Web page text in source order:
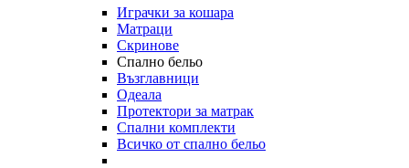
Играчки за кошара
Матраци
Скринове
Спално бельо
Възглавници
Одеала
Протектори за матрак
Спални комплекти
Всичко от спално бельо